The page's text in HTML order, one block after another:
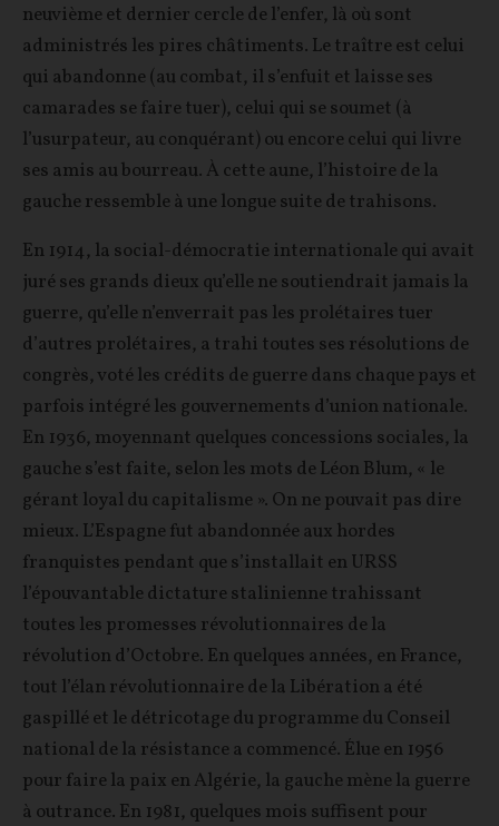
neuvième et dernier cercle de l’enfer, là où sont
administrés les pires châtiments. Le traître est celui
qui abandonne (au combat, il s’enfuit et laisse ses
camarades se faire tuer), celui qui se soumet (à
l’usurpateur, au conquérant) ou encore celui qui livre
ses amis au bourreau. À cette aune, l’histoire de la
gauche ressemble à une longue suite de trahisons.
En 1914, la social-démocratie internationale qui avait
juré ses grands dieux qu’elle ne soutiendrait jamais la
guerre, qu’elle n’enverrait pas les prolétaires tuer
d’autres prolétaires, a trahi toutes ses résolutions de
congrès, voté les crédits de guerre dans chaque pays et
parfois intégré les gouvernements d’union nationale.
En 1936, moyennant quelques concessions sociales, la
gauche s’est faite, selon les mots de Léon Blum, « le
gérant loyal du capitalisme ». On ne pouvait pas dire
mieux. L’Espagne fut abandonnée aux hordes
franquistes pendant que s’installait en URSS
l’épouvantable dictature stalinienne trahissant
toutes les promesses révolutionnaires de la
révolution d’Octobre. En quelques années, en France,
tout l’élan révolutionnaire de la Libération a été
gaspillé et le détricotage du programme du Conseil
national de la résistance a commencé. Élue en 1956
pour faire la paix en Algérie, la gauche mène la guerre
à outrance. En 1981, quelques mois suffisent pour